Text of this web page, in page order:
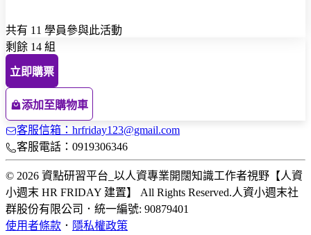
共有 11 學員參與此活動
剩餘 14 組
立即購票
添加至購物車
客服信箱：hrfriday123@gmail.com
客服電話：0919306346
© 2026 資點研習平台_以人資專業開闊知識工作者視野【人資
小週末 HR FRIDAY 建置】 All Rights Reserved.人資小週末社
群股份有限公司 ． 統一編號: 90879401
使用者條款 ． 隱私權政策